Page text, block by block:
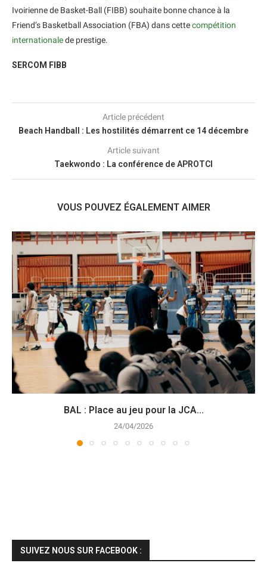
Ivoirienne de Basket-Ball (FIBB) souhaite bonne chance à la
Friend’s Basketball Association (FBA) dans cettecompétition
internationalede prestige.
SERCOM FIBB
Article précédent
Beach Handball : Les hostilités démarrent ce 14 décembre
Article suivant
Taekwondo : La conférence de APROTCI
VOUS POUVEZ ÉGALEMENT AIMER
BAL : Place au jeu pour la JCA...
24/04/2026
SUIVEZ NOUS SUR FACEBOOK :